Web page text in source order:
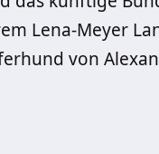
Lena-Meyer
von